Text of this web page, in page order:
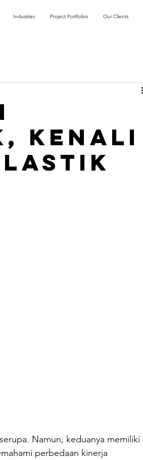
Industries Project Portfolios Our Clients
Kenali
Namun, keduanya memiliki
perbedaan kinerja